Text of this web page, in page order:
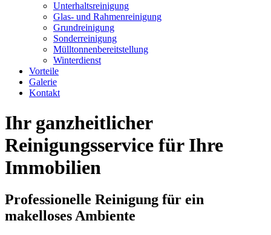
Unterhaltsreinigung
Glas- und Rahmenreinigung
Grundreinigung
Sonderreinigung
Mülltonnenbereitstellung
Winterdienst
Vorteile
Galerie
Kontakt
Ihr ganzheitlicher
Reinigungsservice für Ihre
Immobilien
Professionelle Reinigung für ein
makelloses Ambiente